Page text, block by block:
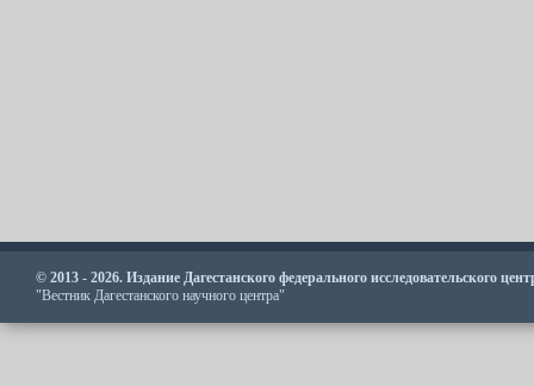
© 2013 - 2026. Издание Дагестанского федерального исследовательского
"Вестник Дагестанского научного центра"